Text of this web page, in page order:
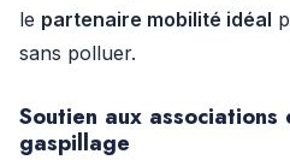
le partenaire mobilité idéal
sans polluer.
Soutien aux
gaspillage